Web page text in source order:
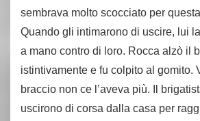
sembrava molto scocciato per
Quando gli intimarono di uscire, lui
a mano contro di loro. Rocca alzò il
istintivamente e fu colpito al gomito.
braccio non ce l’aveva più. Il
uscirono di corsa dalla casa per